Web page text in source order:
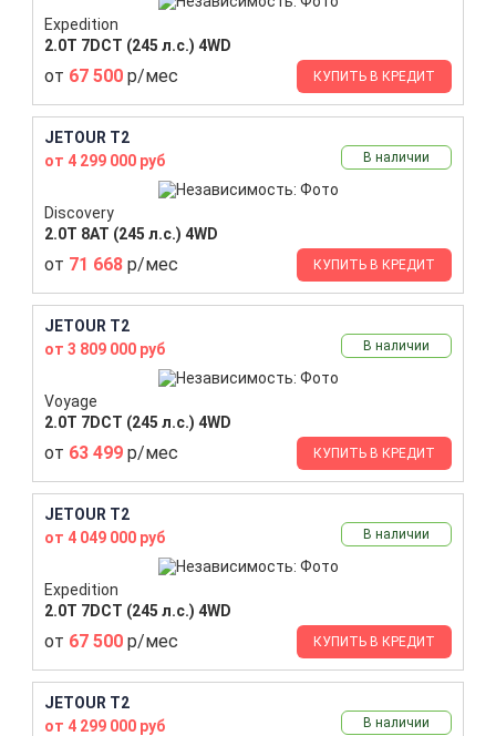
Expedition
2.0T 7DCT (245 л.с.) 4WD
от 67 500 р/мес КУПИТЬ В КРЕДИТ
JETOUR T2
от 4 299 000 руб
В наличии
Discovery
2.0T 8AT (245 л.с.) 4WD
от 71 668 р/мес КУПИТЬ В КРЕДИТ
JETOUR T2
от 3 809 000 руб
В наличии
Voyage
2.0T 7DCT (245 л.с.) 4WD
от 63 499 р/мес КУПИТЬ В КРЕДИТ
JETOUR T2
от 4 049 000 руб
В наличии
Expedition
2.0T 7DCT (245 л.с.) 4WD
от 67 500 р/мес КУПИТЬ В КРЕДИТ
JETOUR T2
от 4 299 000 руб
В наличии